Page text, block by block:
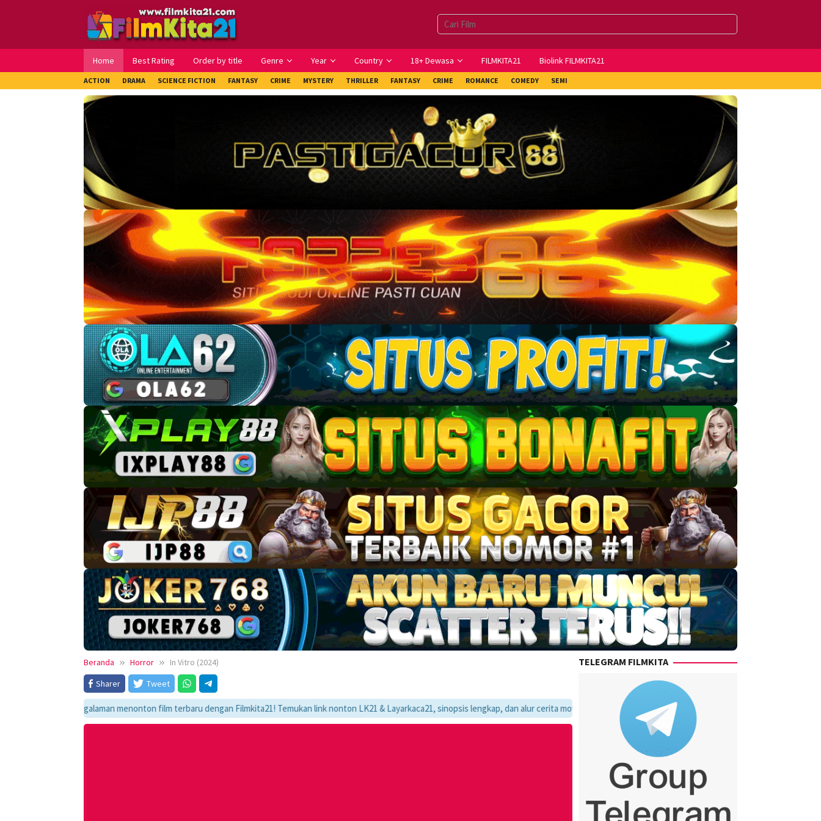
Home Best Rating Order by title Genre Year Country 18+ Dewasa FILMKITA21 Biolink FILMKITA21
ACTION DRAMA SCIENCE FICTION FANTASY CRIME MYSTERY THRILLER FANTASY CRIME ROMANCE COMEDY SEMI
Beranda Horror
In Vitro (2024)
Sharer
Tweet
pengalaman menonton film terbaru dengan Filmkita21! Temukan link nonton LK21 & Layarkaca21, sinopsis lengkap, dan alur cerita movie favoritmu dalam satu tempat yang praktis dan update setiap hari.
TELEGRAM FILMKITA